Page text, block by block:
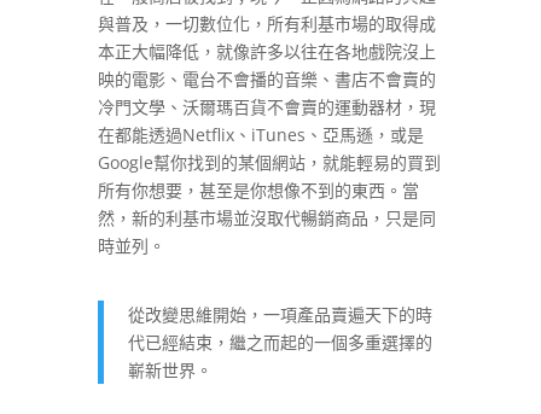
與普及，一切數位化，所有利基市場的取得成
本正大幅降低，就像許多以往在各地戲院沒上
映的電影、電台不會播的音樂、書店不會賣的
冷門文學、沃爾瑪百貨不會賣的運動器材，現
在都能透過Netflix、iTunes、亞馬遜，或是
Google幫你找到的某個網站，就能輕易的買到
所有你想要，甚至是你想像不到的東西。當
然，新的利基市場並沒取代暢銷商品，只是同
時並列。
從改變思維開始，一項產品賣遍天下的時
代已經結束，繼之而起的一個多重選擇的
嶄新世界。